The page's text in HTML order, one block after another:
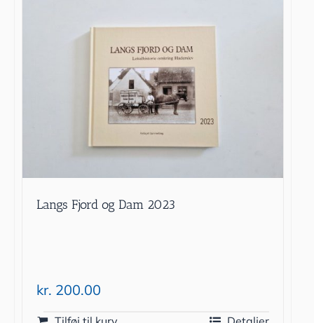
Langs Fjord og Dam 2023
kr. 200.00